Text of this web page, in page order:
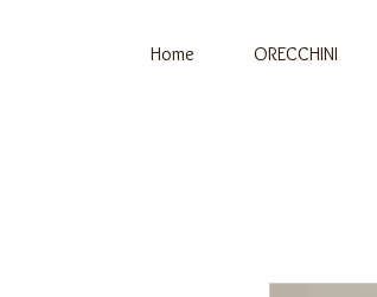
Home ORECCHINI